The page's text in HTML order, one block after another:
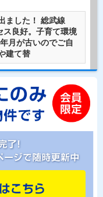
ました！ 総武線
ス良好。子育て環境
月が古いのでご自
建て替